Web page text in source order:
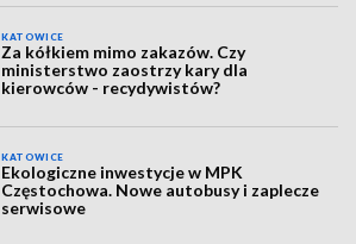
KATOWICE
Za kółkiem mimo zakazów. Czy
ministerstwo zaostrzy kary dla
kierowców - recydywistów?
KATOWICE
Ekologiczne inwestycje w MPK
Częstochowa. Nowe autobusy i zaplecze
serwisowe